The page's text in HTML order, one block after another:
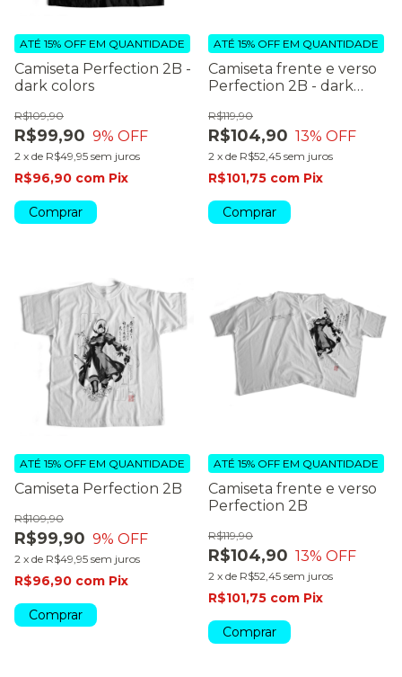
Camiseta Perfection 2B -
dark colors
R$99,90
R$109,90
9% OFF
2 x de R$49,95 sem juros
ATÉ 15% OFF EM QUANTIDADE
R$96,90 com Pix
Comprar
Camiseta frente e verso
Perfection 2B - dark
R$104,90
R$119,90
13% OFF
2 x de R$52,45 sem juros
ATÉ 15% OFF EM QUANTIDADE
R$101,75 com Pix
Comprar
Camiseta Perfection 2B
R$99,90
R$109,90
9% OFF
2 x de R$49,95 sem juros
ATÉ 15% OFF EM QUANTIDADE
R$96,90 com Pix
Comprar
Camiseta frente e verso
Perfection 2B
R$104,90
R$119,90
13% OFF
2 x de R$52,45 sem juros
ATÉ 15% OFF EM QUANTIDADE
R$101,75 com Pix
Comprar